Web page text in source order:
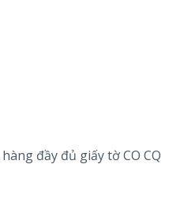
đầy đủ giấy tờ CO CQ